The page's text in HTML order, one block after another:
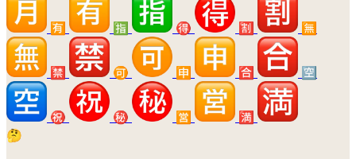
🈶 🈯 🉐 🈹 🈚
🈲 🉑 🈸 🈴 🈳
㊗️ ㊙️ 🈺
🈵
🤔